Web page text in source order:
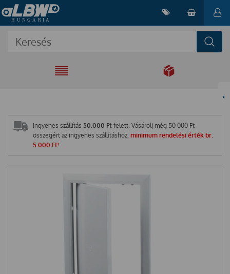
EGYÜTT A
Ingyenes szállítás 50.000 Ft felett. Vásárolj még 50 000 Ft
összegért az ingyenes szállításhoz, minimum rendelési érték br.
5.000 Ft!